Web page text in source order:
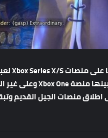
علىمنصات
منصة وعلىغير
اطلاقمنصاتالجيلالقديم